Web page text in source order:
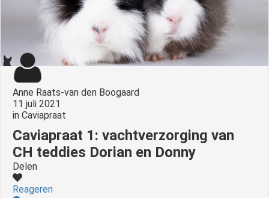
Anne Raats-van den Boogaard
11 juli 2021
in Caviapraat
Caviapraat 1: vachtverzorging van
CH teddies Dorian en Donny
Delen
Reageren